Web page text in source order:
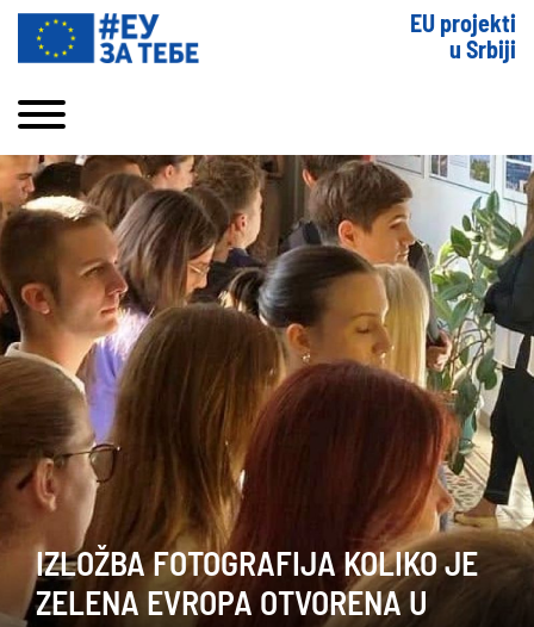
EU projekti
u Srbiji
IZLOŽBA FOTOGRAFIJA KOLIKO JE
ZELENA EVROPA OTVORENA U